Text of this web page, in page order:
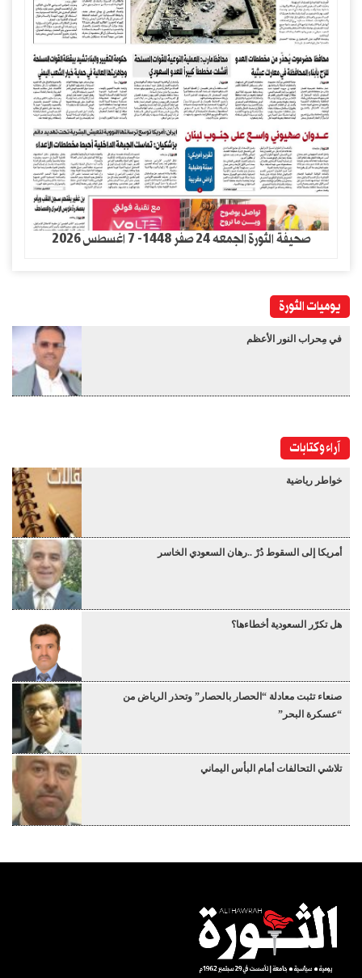
صحيفة الثورة الجمعه 24 صفر 1448- 7 اغسطس 2026
يوميات الثورة
في مِحراب النور الأعظم
آراء وكتابات
خواطر رياضية
أمريكا إلى السقوط دُرْ ..رهان السعودي الخاسر
هل تكرّر السعودية أخطاءها؟
صنعاء تثبت معادلة “الحصار بالحصار” وتحذر الرياض من
“عسكرة البحر”
تلاشي التحالفات أمام البأس اليماني